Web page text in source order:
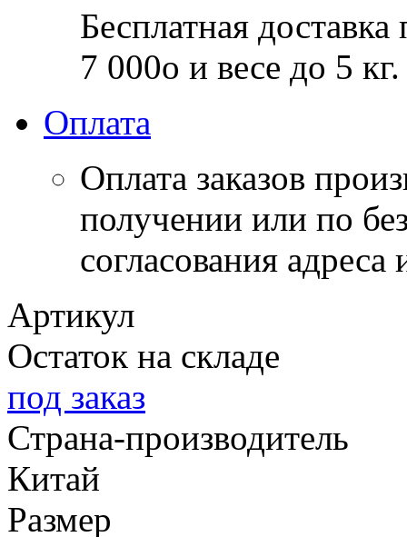
Бесплатная
7 000o и весе до 5 кг.
Оплата
Оплата заказов
получении или по
согласования
Артикул
Остаток на складе
под заказ
Страна-производитель
Китай
Размер